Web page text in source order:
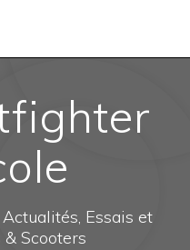
Essais et
Scooters